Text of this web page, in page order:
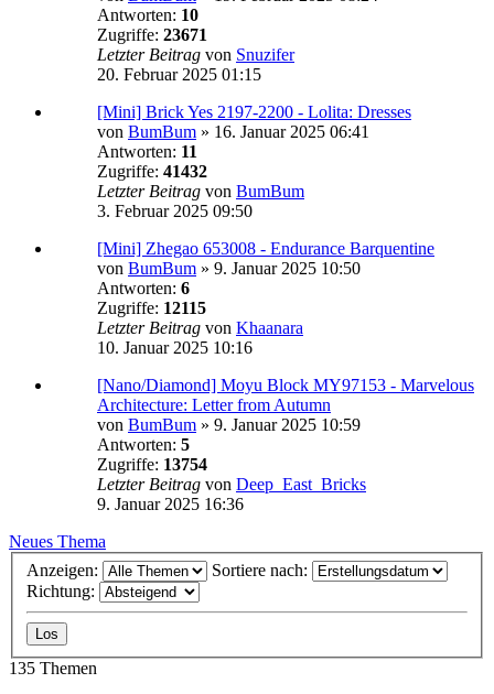
Antworten: 10
Zugriffe: 23671
Letzter Beitrag von Snuzifer
20. Februar 2025 01:15
[Mini] Brick Yes 2197-2200 - Lolita: Dresses
von BumBum » 16. Januar 2025 06:41
Antworten: 11
Zugriffe: 41432
Letzter Beitrag von BumBum
3. Februar 2025 09:50
[Mini] Zhegao 653008 - Endurance Barquentine
von BumBum » 9. Januar 2025 10:50
Antworten: 6
Zugriffe: 12115
Letzter Beitrag von Khaanara
10. Januar 2025 10:16
[Nano/Diamond] Moyu Block MY97153 - Marvelous
Architecture: Letter from Autumn
von BumBum » 9. Januar 2025 10:59
Antworten: 5
Zugriffe: 13754
Letzter Beitrag von Deep_East_Bricks
9. Januar 2025 16:36
Neues Thema
Anzeigen:
Sortiere nach:
Richtung:
135 Themen